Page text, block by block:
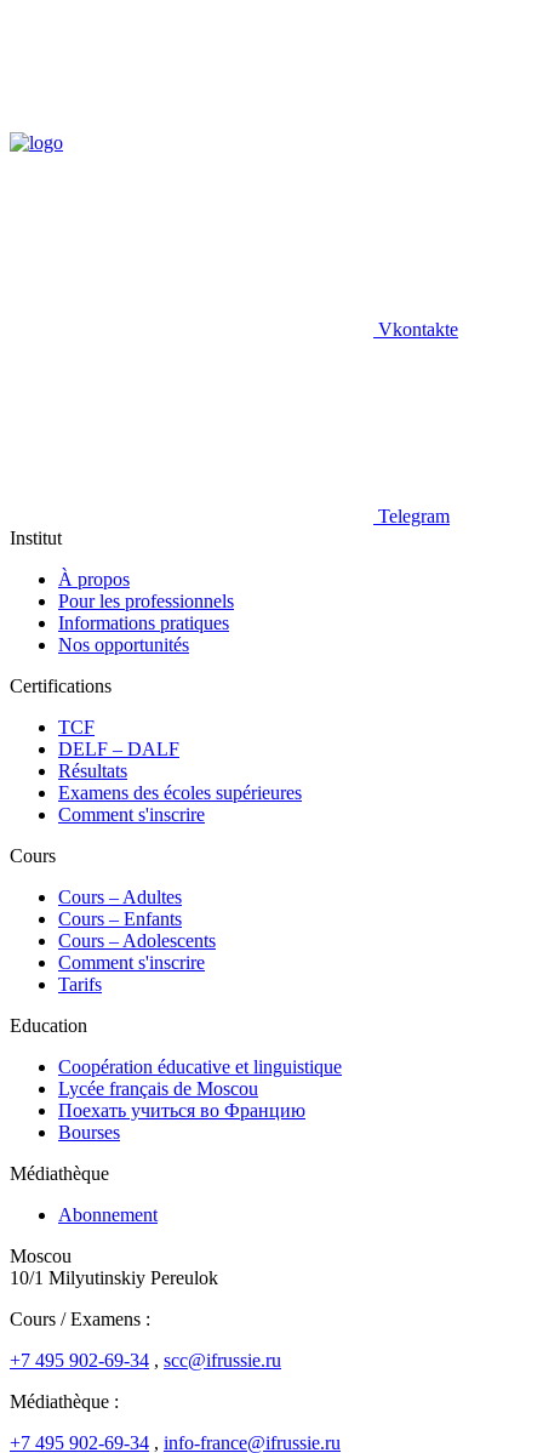
Vkontakte
Telegram
Institut
À propos
Pour les professionnels
Informations pratiques
Nos opportunités
Certifications
TCF
DELF – DALF
Résultats
Examens des écoles supérieures
Comment s'inscrire
Cours
Сours – Adultes
Cours – Enfants
Cours – Adolescents
Comment s'inscrire
Tarifs
Education
Coopération éducative et linguistique
Lycée français de Moscou
Поехать учиться во Францию
Bourses
Médiathèque
Abonnement
Moscou
10/1 Milyutinskiy Pereulok
Cours / Examens :
+7 495 902-69-34 , scc@ifrussie.ru
Médiathèque :
+7 495 902-69-34 , info-france@ifrussie.ru